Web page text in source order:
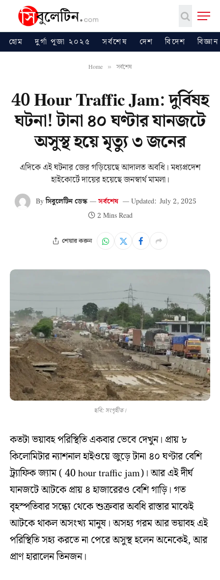
হোম দুর্গা পূজা ২০২৫ সর্বশেষ দেশ বিদেশ
Home » সর্বশেষ
40 Hour Traffic Jam: দুর্বিষহ
ঘটনা! টানা ৪০ ঘণ্টার যানজটে
অসুস্থ হয়ে মৃত্যু ৩ জনের
এদিকে এই ঘটনার জের গড়িয়েছে আদালত অবধি। মধ্যপ্রদেশ
হাইকোর্টে দায়ের হয়েছে জনস্বার্থ মামলা।
By সিবুলেটিন ডেস্ক সর্বশেষ Updated: July 2, 2025
2 Mins Read
শেয়ার করুন
ছবি: সংগৃহীত।
কতটা ভয়াবহ পরিস্থিতি একবার ভেবে দেখুন। প্রায় ৮
কিলোমিটার ন্যাশনাল হাইওয়ে জুড়ে টানা ৪০ ঘণ্টার বেশি
ট্র্যাফিক জ্যাম ( 40 hour traffic jam)। আর এই দীর্ঘ
যানজটে আটকে প্রায় ৪ হাজারেরও বেশি গাড়ি। গত
বৃহস্পতিবার সন্ধ্যে থেকে শুক্রবার অবধি রাস্তার মাঝেই
আটকে থাকল অসংখ্য মানুষ। অসহ্য গরম আর ভয়াবহ এই
পরিস্থিতি সহ্য করতে না পেরে অসুস্থ হলেন অনেকেই, আর
প্রাণ হারালেন তিনজন।